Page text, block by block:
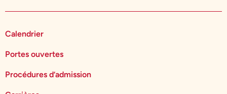
Calendrier
Portes ouvertes
Procédures d’admission